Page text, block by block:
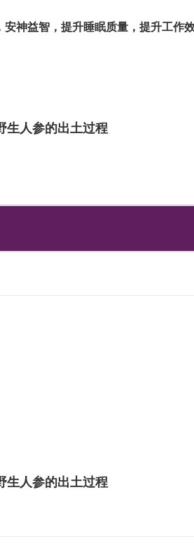
安神益智，提升睡眠质量，提升工作
生人参的出土过程
生人参的出土过程